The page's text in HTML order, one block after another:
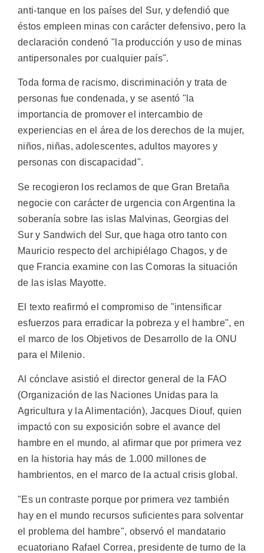
anti-tanque en los países del Sur, y defendió que
éstos empleen minas con carácter defensivo, pero la
declaración condenó "la producción y uso de minas
antipersonales por cualquier país".
Toda forma de racismo, discriminación y trata de
personas fue condenada, y se asentó "la
importancia de promover el intercambio de
experiencias en el área de los derechos de la mujer,
niños, niñas, adolescentes, adultos mayores y
personas con discapacidad".
Se recogieron los reclamos de que Gran Bretaña
negocie con carácter de urgencia con Argentina la
soberanía sobre las islas Malvinas, Georgias del
Sur y Sandwich del Sur, que haga otro tanto con
Mauricio respecto del archipiélago Chagos, y de
que Francia examine con las Comoras la situación
de las islas Mayotte.
El texto reafirmó el compromiso de "intensificar
esfuerzos para erradicar la pobreza y el hambre", en
el marco de los Objetivos de Desarrollo de la ONU
para el Milenio.
Al cónclave asistió el director general de la FAO
(Organización de las Naciones Unidas para la
Agricultura y la Alimentación), Jacques Diouf, quien
impactó con su exposición sobre el avance del
hambre en el mundo, al afirmar que por primera vez
en la historia hay más de 1.000 millones de
hambrientos, en el marco de la actual crisis global.
"Es un contraste porque por primera vez también
hay en el mundo recursos suficientes para solventar
el problema del hambre", observó el mandatario
ecuatoriano Rafael Correa, presidente de turno de la